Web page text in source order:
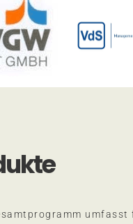
umfasst